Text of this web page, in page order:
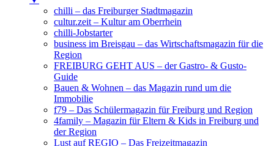
chilli – das Freiburger Stadtmagazin
cultur.zeit – Kultur am Oberrhein
chilli-Jobstarter
business im Breisgau – das Wirtschaftsmagazin für die
Region
FREIBURG GEHT AUS – der Gastro- & Gusto-
Guide
Bauen & Wohnen – das Magazin rund um die
Immobilie
f79 – Das Schülermagazin für Freiburg und Region
4family – Magazin für Eltern & Kids in Freiburg und
der Region
Lust auf REGIO – Das Freizeitmagazin